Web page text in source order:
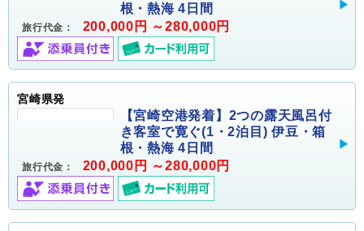
根・熱海 4日間
旅行代金： 200,000円 ～280,000円
宮崎県発
【宮崎空港発着】2つの露天風呂付
き客室で寛ぐ(1・2泊目) 伊豆・箱
根・熱海 4日間
旅行代金： 200,000円 ～280,000円